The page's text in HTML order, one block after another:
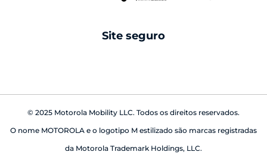
babá eletrônica
Site seguro
© 2025 Motorola Mobility LLC. Todos os direitos reservados.
O nome MOTOROLA e o logotipo M estilizado são marcas registradas
da Motorola Trademark Holdings, LLC.